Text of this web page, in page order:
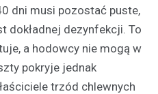
dni musi pozostać puste,
dokładnej dezynfekcji. To
a hodowcy nie mogą w
pokryje jednak
trzód chlewnych